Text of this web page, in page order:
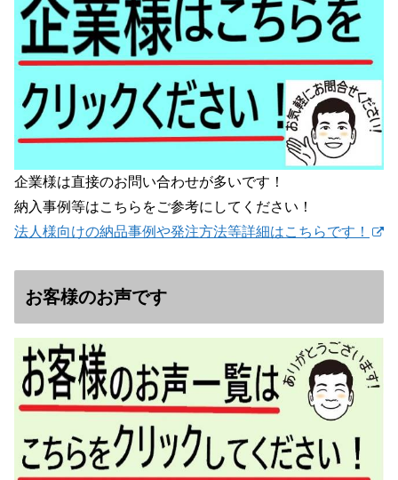
企業様は直接のお問い合わせが多いです！
納入事例等はこちらをご参考にしてください！
法人様向けの納品事例や発注方法等詳細はこちらです！
お客様のお声です